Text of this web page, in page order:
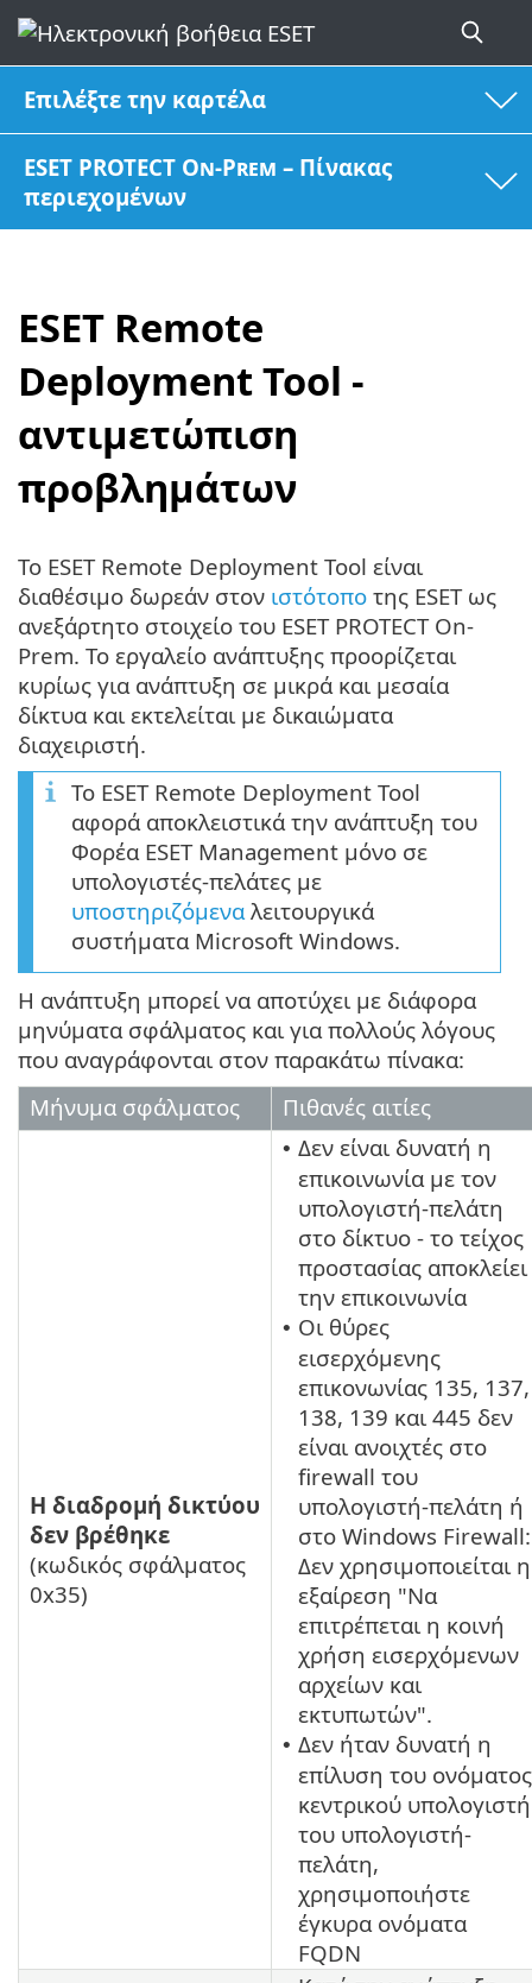
Επιλέξτε την καρτέλα
ESET PROTECT On-Prem – Πίνακας
περιεχομένων
ESET Remote
Deployment Tool -
αντιμετώπιση
προβλημάτων
Το ESET Remote Deployment Tool είναι
διαθέσιμο δωρεάν στον ιστότοπο της ESET ως
ανεξάρτητο στοιχείο του ESET PROTECT On-
Prem. Το εργαλείο ανάπτυξης προορίζεται
κυρίως για ανάπτυξη σε μικρά και μεσαία
δίκτυα και εκτελείται με δικαιώματα
διαχειριστή.
Το ESET Remote Deployment Tool
αφορά αποκλειστικά την ανάπτυξη του
Φορέα ESET Management μόνο σε
υπολογιστές-πελάτες με
υποστηριζόμενα λειτουργικά
συστήματα Microsoft Windows.
Η ανάπτυξη μπορεί να αποτύχει με διάφορα
μηνύματα σφάλματος και για πολλούς λόγους
που αναγράφονται στον παρακάτω πίνακα:
Μήνυμα σφάλματος
Πιθανές αιτίες
Η διαδρομή δικτύου
δεν βρέθηκε
(κωδικός σφάλματος
0x35)
• Δεν είναι δυνατή η
επικοινωνία με τον
υπολογιστή-πελάτη
στο δίκτυο - το τείχος
προστασίας αποκλείει
την επικοινωνία
• Οι θύρες
εισερχόμενης
επικονωνίας 135, 137,
138, 139 και 445 δεν
είναι ανοιχτές στο
firewall του
υπολογιστή-πελάτη ή
στο Windows Firewall:
Δεν χρησιμοποιείται η
εξαίρεση "Να
επιτρέπεται η κοινή
χρήση εισερχόμενων
αρχείων και
εκτυπωτών".
• Δεν ήταν δυνατή η
επίλυση του ονόματος
κεντρικού υπολογιστή
του υπολογιστή-
πελάτη,
χρησιμοποιήστε
έγκυρα ονόματα
FQDN